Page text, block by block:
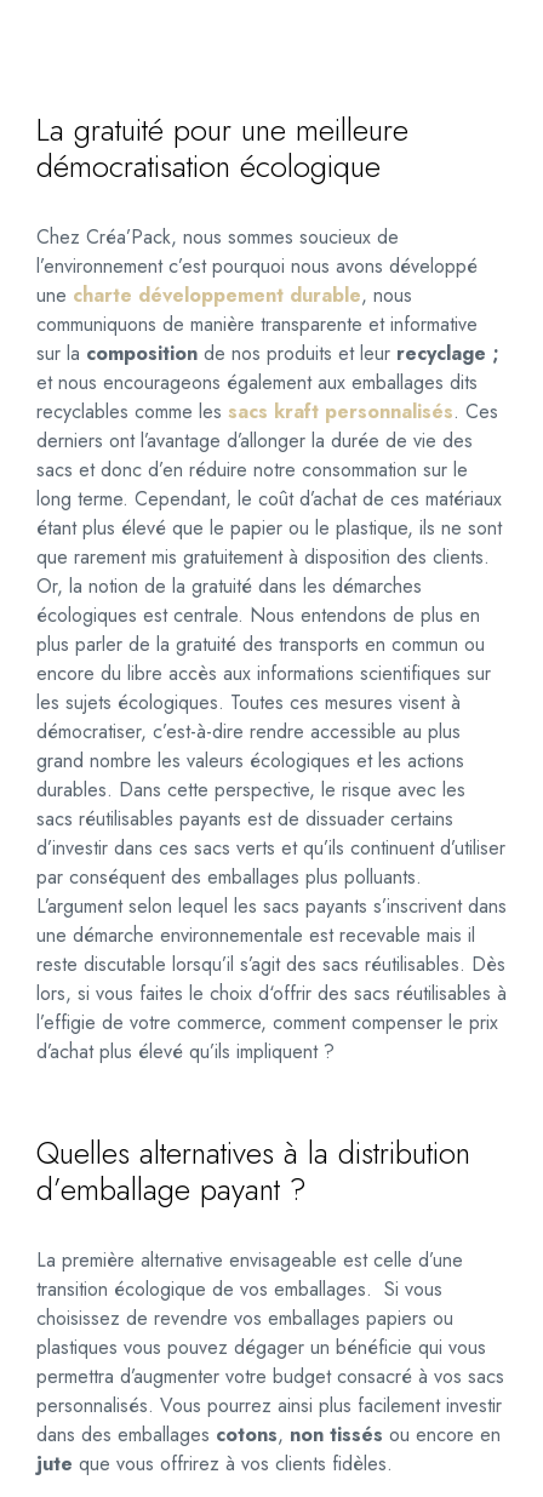
La gratuité pour une meilleure
démocratisation écologique
Chez Créa’Pack, nous sommes soucieux de
l’environnement c’est pourquoi nous avons développé
une charte développement durable, nous
communiquons de manière transparente et informative
sur la composition de nos produits et leur recyclage ;
et nous encourageons également aux emballages dits
recyclables comme les sacs kraft personnalisés. Ces
derniers ont l’avantage d’allonger la durée de vie des
sacs et donc d’en réduire notre consommation sur le
long terme. Cependant, le coût d’achat de ces matériaux
étant plus élevé que le papier ou le plastique, ils ne sont
que rarement mis gratuitement à disposition des clients.
Or, la notion de la gratuité dans les démarches
écologiques est centrale. Nous entendons de plus en
plus parler de la gratuité des transports en commun ou
encore du libre accès aux informations scientifiques sur
les sujets écologiques. Toutes ces mesures visent à
démocratiser, c’est-à-dire rendre accessible au plus
grand nombre les valeurs écologiques et les actions
durables. Dans cette perspective, le risque avec les
sacs réutilisables payants est de dissuader certains
d’investir dans ces sacs verts et qu’ils continuent d’utiliser
par conséquent des emballages plus polluants.
L’argument selon lequel les sacs payants s’inscrivent dans
une démarche environnementale est recevable mais il
reste discutable lorsqu’il s’agit des sacs réutilisables. Dès
lors, si vous faites le choix d‘offrir des sacs réutilisables à
l’effigie de votre commerce, comment compenser le prix
d’achat plus élevé qu’ils impliquent ?
Quelles alternatives à la distribution
d’emballage payant ?
La première alternative envisageable est celle d’une
transition écologique de vos emballages. Si vous
choisissez de revendre vos emballages papiers ou
plastiques vous pouvez dégager un bénéficie qui vous
permettra d’augmenter votre budget consacré à vos sacs
personnalisés. Vous pourrez ainsi plus facilement investir
dans des emballages cotons, non tissés ou encore en
jute que vous offrirez à vos clients fidèles.